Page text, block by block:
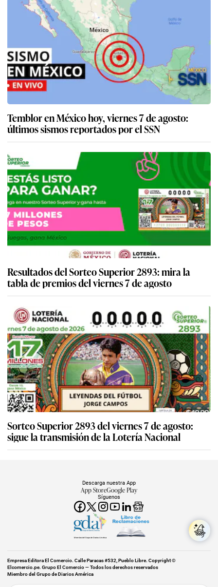
Temblor en México hoy, viernes 7 de agosto:
últimos sismos reportados por el SSN
Resultados del Sorteo Superior 2893: mira la
tabla de premios del viernes 7 de agosto
Sorteo Superior 2893 del viernes 7 de agosto:
sigue la transmisión de la Lotería Nacional
Síguenos
Descarga nuestra App
App StoreGoogle Play
Miembro del Grupo de Diarios América
Empresa Editora El Comercio. Calle Paracas #532, Pueblo Libre. Copyright ©
Elcomercio.pe. Grupo El Comercio — Todos los derechos reservados
Miembro del Grupo de Diarios América